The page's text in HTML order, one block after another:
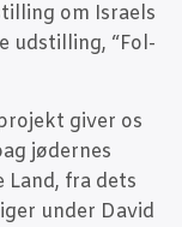
om Isra­els
udstil­ling, “Fol­
giver os
jøde­r­nes
fra dets
under David